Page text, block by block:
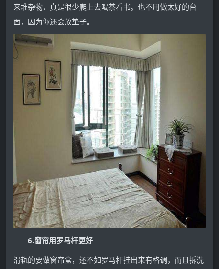
来堆杂物，真是很少爬上去喝茶看书。也不用做太好的台
面，因为你还会放垫子。
6.窗帘用罗马杆更好
滑轨的要做窗帘盒，还不如罗马杆挂出来有格调，而且拆洗